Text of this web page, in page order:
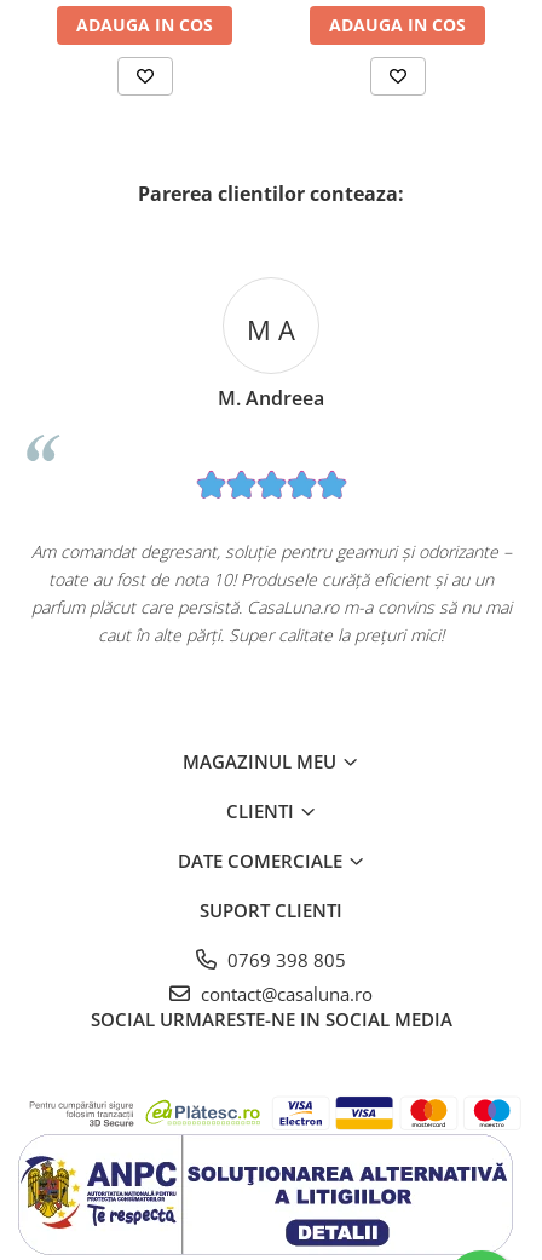
ADAUGA IN COS ADAUGA IN COS
Parerea clientilor conteaza:
M A
M. Andreea
Am comandat degresant, soluție pentru geamuri și odorizante –
toate au fost de nota 10! Produsele curăță eficient și au un
parfum plăcut care persistă. CasaLuna.ro m-a convins să nu mai
caut în alte părți. Super calitate la prețuri mici!
MAGAZINUL MEU
CLIENTI
DATE COMERCIALE
SUPORT CLIENTI
0769 398 805
contact@casaluna.ro
SOCIAL URMARESTE-NE IN SOCIAL MEDIA